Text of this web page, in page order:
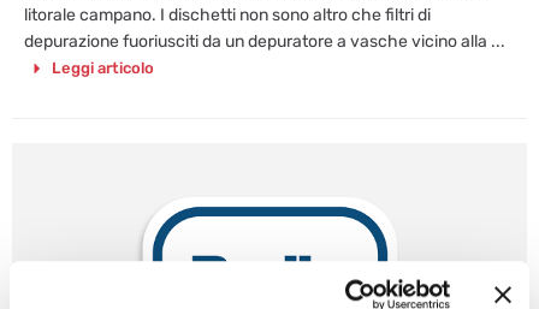
litorale campano. I dischetti non sono altro che filtri di
depurazione fuoriusciti da un depuratore a vasche vicino alla ...
Leggi articolo